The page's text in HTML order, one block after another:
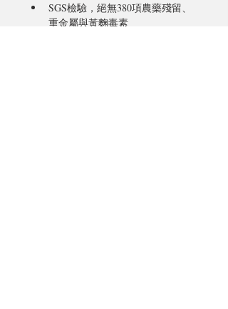
SGS檢驗，絕無380項農藥殘留、
重金屬與黃麴毒素